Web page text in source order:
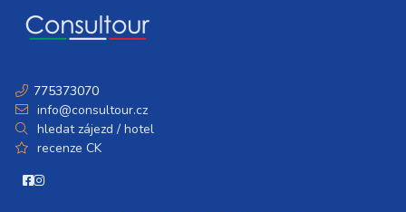
7 800 Kč
9 700 Kč
27.09. - 04.10.26
neděle - neděle
775373070
info@consultour.cz
hledat zájezd / hotel
recenze CK